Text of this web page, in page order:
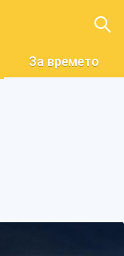
За времето